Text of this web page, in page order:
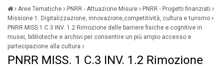
Aree Tematiche PNRR - Attuazione Misure
PNRR - Progetti finanziati
Missione 1: Digitalizzazione, innovazione,competitività, cultura e turismo
PNRR MISS.1 C.3 INV. 1.2 Rimozione delle barriere fisiche e cognitive in
musei, biblioteche e archivi per consentire un più ampio accesso e
partecipazione alla cultura
PNRR MISS. 1 C.3 INV. 1.2 Rimozione